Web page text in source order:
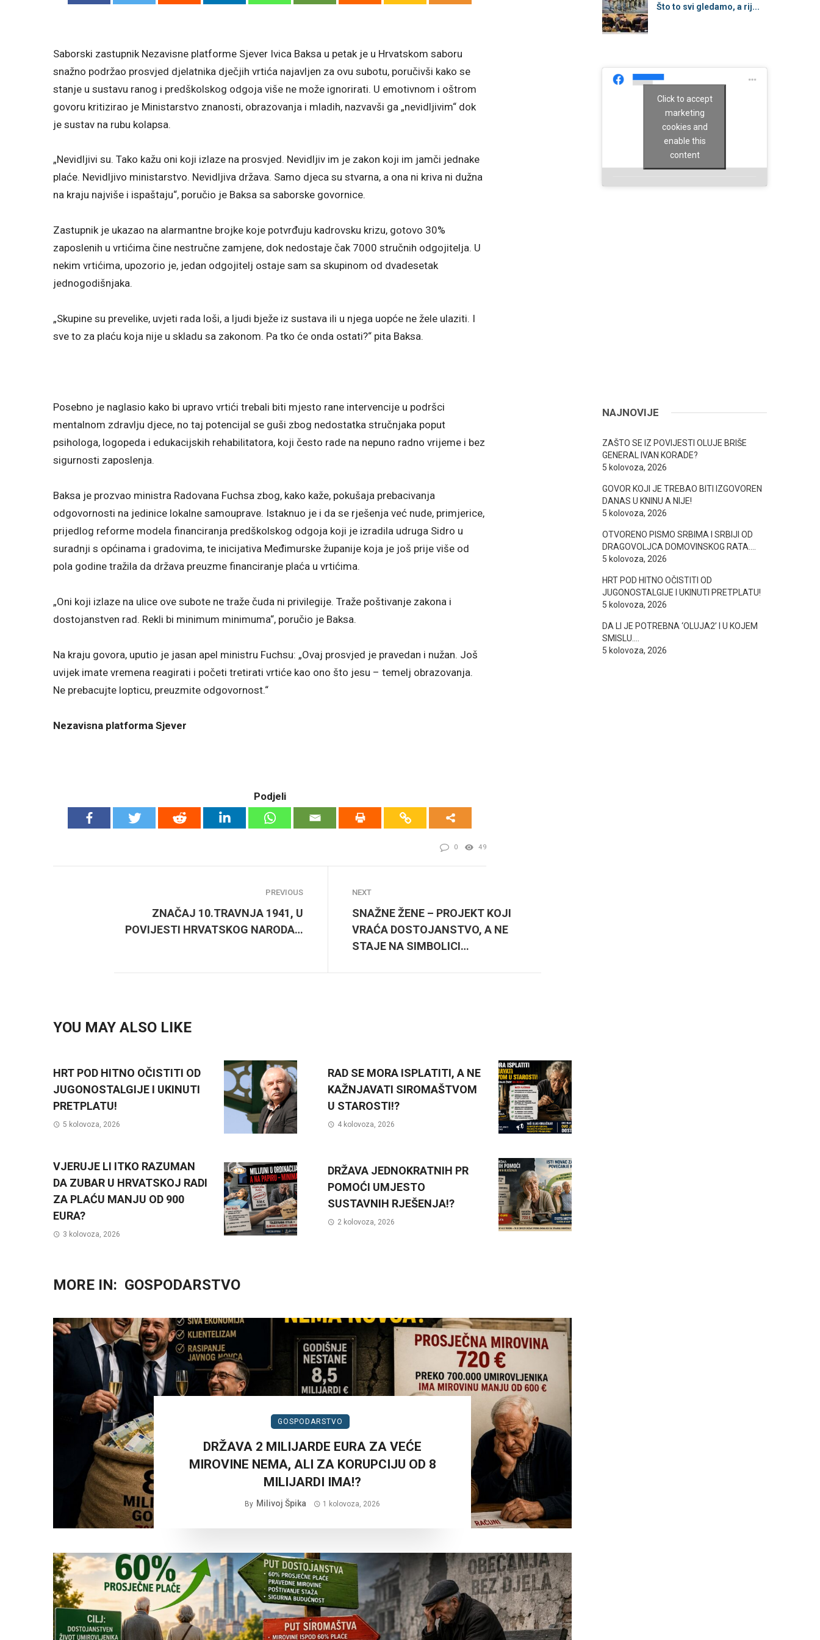
Saborski zastupnik Nezavisne platforme Sjever Ivica Baksa u petak je u Hrvatskom saboru
snažno podržao prosvjed djelatnika dječjih vrtića najavljen za ovu subotu, poručivši kako se
stanje u sustavu ranog i predškolskog odgoja više ne može ignorirati. U emotivnom i oštrom
govoru kritizirao je Ministarstvo znanosti, obrazovanja i mladih, nazvavši ga „nevidljivim“ dok
je sustav na rubu kolapsa.
„Nevidljivi su. Tako kažu oni koji izlaze na prosvjed. Nevidljiv im je zakon koji im jamči jednake
plaće. Nevidljivo ministarstvo. Nevidljiva država. Samo djeca su stvarna, a ona ni kriva ni dužna
na kraju najviše i ispaštaju“, poručio je Baksa sa saborske govornice.
Zastupnik je ukazao na alarmantne brojke koje potvrđuju kadrovsku krizu, gotovo 30%
zaposlenih u vrtićima čine nestručne zamjene, dok nedostaje čak 7000 stručnih odgojitelja. U
nekim vrtićima, upozorio je, jedan odgojitelj ostaje sam sa skupinom od dvadesetak
jednogodišnjaka.
„Skupine su prevelike, uvjeti rada loši, a ljudi bježe iz sustava ili u njega uopće ne žele ulaziti. I
sve to za plaću koja nije u skladu sa zakonom. Pa tko će onda ostati?“ pita Baksa.
Posebno je naglasio kako bi upravo vrtići trebali biti mjesto rane intervencije u podršci
mentalnom zdravlju djece, no taj potencijal se guši zbog nedostatka stručnjaka poput
psihologa, logopeda i edukacijskih rehabilitatora, koji često rade na nepuno radno vrijeme i bez
sigurnosti zaposlenja.
Baksa je prozvao ministra Radovana Fuchsa zbog, kako kaže, pokušaja prebacivanja
odgovornosti na jedinice lokalne samouprave. Istaknuo je i da se rješenja već nude, primjerice,
prijedlog reforme modela financiranja predškolskog odgoja koji je izradila udruga Sidro u
suradnji s općinama i gradovima, te inicijativa Međimurske županije koja je još prije više od
pola godine tražila da država preuzme financiranje plaća u vrtićima.
„Oni koji izlaze na ulice ove subote ne traže čuda ni privilegije. Traže poštivanje zakona i
dostojanstven rad. Rekli bi minimum minimuma“, poručio je Baksa.
Na kraju govora, uputio je jasan apel ministru Fuchsu: „Ovaj prosvjed je pravedan i nužan. Još
uvijek imate vremena reagirati i početi tretirati vrtiće kao ono što jesu – temelj obrazovanja.
Ne prebacujte lopticu, preuzmite odgovornost.“
Nezavisna platforma Sjever
Podjeli
0 49
PREVIOUS
ZNAČAJ 10.TRAVNJA 1941, U
POVIJESTI HRVATSKOG NARODA…
NEXT
SNAŽNE ŽENE – PROJEKT KOJI
VRAĆA DOSTOJANSTVO, A NE
STAJE NA SIMBOLICI…
YOU MAY ALSO LIKE
HRT POD HITNO OČISTITI OD
JUGONOSTALGIJE I UKINUTI
PRETPLATU!
5 kolovoza, 2026
RAD SE MORA ISPLATITI, A NE
KAŽNJAVATI SIROMAŠTVOM
U STAROSTI!?
4 kolovoza, 2026
VJERUJE LI ITKO RAZUMAN
DA ZUBAR U HRVATSKOJ RADI
ZA PLAĆU MANJU OD 900
EURA?
3 kolovoza, 2026
DRŽAVA JEDNOKRATNIH PR
POMOĆI UMJESTO
SUSTAVNIH RJEŠENJA!?
2 kolovoza, 2026
MORE IN: GOSPODARSTVO
GOSPODARSTVO
DRŽAVA 2 MILIJARDE EURA ZA VEĆE
MIROVINE NEMA, ALI ZA KORUPCIJU OD 8
MILIJARDI IMA!?
By Milivoj Špika 1 kolovoza, 2026
Što to svi gledamo, a rij...
Click to accept
marketing
cookies and
enable this
content
NAJNOVIJE
ZAŠTO SE IZ POVIJESTI OLUJE BRIŠE
GENERAL IVAN KORADE?
5 kolovoza, 2026
GOVOR KOJI JE TREBAO BITI IZGOVOREN
DANAS U KNINU A NIJE!
5 kolovoza, 2026
OTVORENO PISMO SRBIMA I SRBIJI OD
DRAGOVOLJCA DOMOVINSKOG RATA….
5 kolovoza, 2026
HRT POD HITNO OČISTITI OD
JUGONOSTALGIJE I UKINUTI PRETPLATU!
5 kolovoza, 2026
DA LI JE POTREBNA ‘OLUJA2’ I U KOJEM
SMISLU….
5 kolovoza, 2026